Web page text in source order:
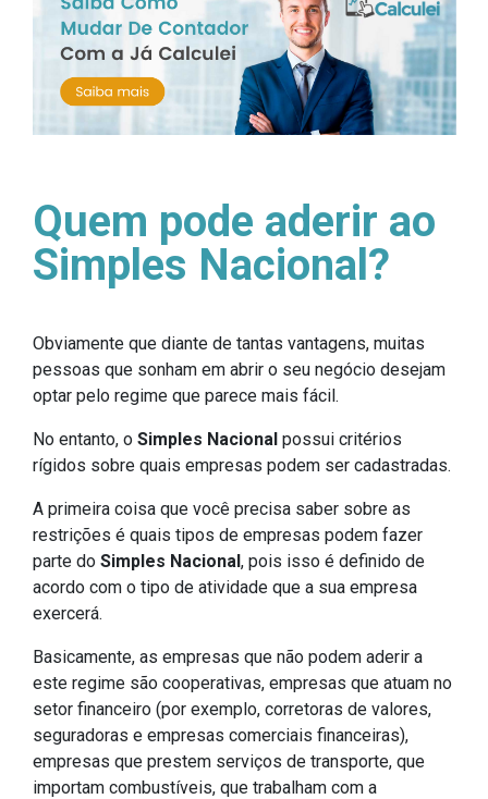
Quem pode aderir ao
Simples Nacional?
Obviamente que diante de tantas vantagens, muitas
pessoas que sonham em abrir o seu negócio desejam
optar pelo regime que parece mais fácil.
No entanto, o Simples Nacional possui critérios
rígidos sobre quais empresas podem ser cadastradas.
A primeira coisa que você precisa saber sobre as
restrições é quais tipos de empresas podem fazer
parte do Simples Nacional, pois isso é definido de
acordo com o tipo de atividade que a sua empresa
exercerá.
Basicamente, as empresas que não podem aderir a
este regime são cooperativas, empresas que atuam no
setor financeiro (por exemplo, corretoras de valores,
seguradoras e empresas comerciais financeiras),
empresas que prestem serviços de transporte, que
importam combustíveis, que trabalham com a